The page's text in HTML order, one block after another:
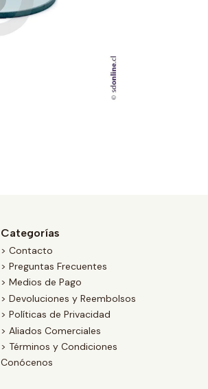
Categorías
> Contacto
> Preguntas Frecuentes
> Medios de Pago
> Devoluciones y Reembolsos
> Políticas de Privacidad
> Aliados Comerciales
> Términos y Condiciones
Conócenos